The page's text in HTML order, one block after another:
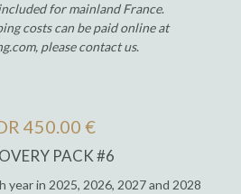
for mainland France.
costs can be paid online at
please contact us.
450.00 €
PACK #6
year in 2025, 2026, 2027 and 2028